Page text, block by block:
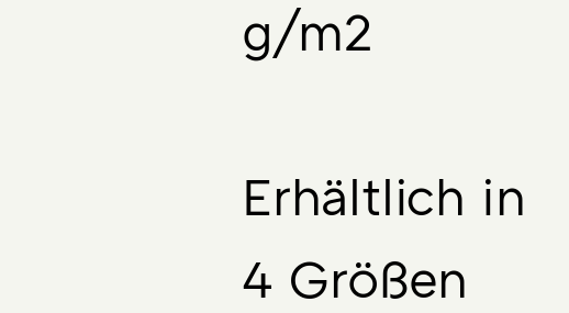
g/m2
Erhältlich in
4 Größen